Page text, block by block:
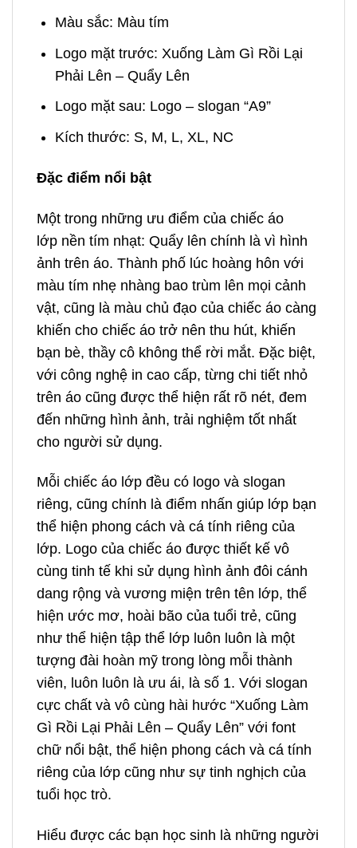
Màu sắc: Màu tím
Logo mặt trước: Xuống Làm Gì Rồi Lại
Phải Lên – Quẩy Lên
Logo mặt sau: Logo – slogan “A9”
Kích thước: S, M, L, XL, NC
Đặc điểm nổi bật
Một trong những ưu điểm của chiếc áo
lớp nền tím nhạt: Quẩy lên chính là vì hình
ảnh trên áo. Thành phố lúc hoàng hôn với
màu tím nhẹ nhàng bao trùm lên mọi cảnh
vật, cũng là màu chủ đạo của chiếc áo càng
khiến cho chiếc áo trở nên thu hút, khiến
bạn bè, thầy cô không thể rời mắt. Đặc biệt,
với công nghệ in cao cấp, từng chi tiết nhỏ
trên áo cũng được thể hiện rất rõ nét, đem
đến những hình ảnh, trải nghiệm tốt nhất
cho người sử dụng.
Mỗi chiếc áo lớp đều có logo và slogan
riêng, cũng chính là điểm nhấn giúp lớp bạn
thể hiện phong cách và cá tính riêng của
lớp. Logo của chiếc áo được thiết kế vô
cùng tinh tế khi sử dụng hình ảnh đôi cánh
dang rộng và vương miện trên tên lớp, thể
hiện ước mơ, hoài bão của tuổi trẻ, cũng
như thể hiện tập thể lớp luôn luôn là một
tượng đài hoàn mỹ trong lòng mỗi thành
viên, luôn luôn là ưu ái, là số 1. Với slogan
cực chất và vô cùng hài hước “Xuống Làm
Gì Rồi Lại Phải Lên – Quẩy Lên” với font
chữ nổi bật, thể hiện phong cách và cá tính
riêng của lớp cũng như sự tinh nghịch của
tuổi học trò.
Hiểu được các bạn học sinh là những người